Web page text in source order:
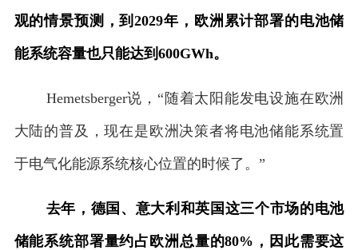
观的情景预测，到2029年，欧洲累计部署的电池储
能系统容量也只能达到600GWh。
Hemetsberger说，“随着太阳能发电设施在欧洲
大陆的普及，现在是欧洲决策者将电池储能系统置
于电气化能源系统核心位置的时候了。”
去年，德国、意大利和英国这三个市场的电池
储能系统部署量约占欧洲总量的80%，因此需要这